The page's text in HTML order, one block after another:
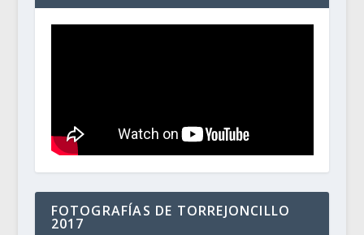
FOTOGRAFÍAS DE TORREJONCILLO
2017